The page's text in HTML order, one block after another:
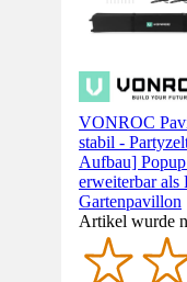
VONROC
stabil -
Aufbau]
erweiterbar als
Gartenpavillon
Artikel wurde